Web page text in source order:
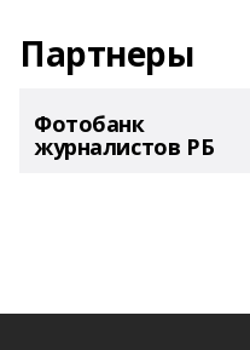
Партнеры
Фотобанк
журналистов РБ